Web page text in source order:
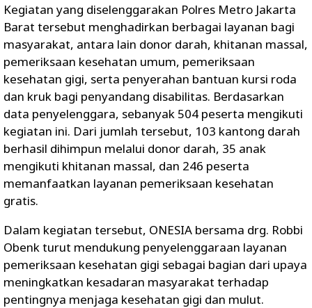
Kegiatan yang diselenggarakan Polres Metro Jakarta
Barat tersebut menghadirkan berbagai layanan bagi
masyarakat, antara lain donor darah, khitanan massal,
pemeriksaan kesehatan umum, pemeriksaan
kesehatan gigi, serta penyerahan bantuan kursi roda
dan kruk bagi penyandang disabilitas. Berdasarkan
data penyelenggara, sebanyak 504 peserta mengikuti
kegiatan ini. Dari jumlah tersebut, 103 kantong darah
berhasil dihimpun melalui donor darah, 35 anak
mengikuti khitanan massal, dan 246 peserta
memanfaatkan layanan pemeriksaan kesehatan
gratis.
Dalam kegiatan tersebut, ONESIA bersama drg. Robbi
Obenk turut mendukung penyelenggaraan layanan
pemeriksaan kesehatan gigi sebagai bagian dari upaya
meningkatkan kesadaran masyarakat terhadap
pentingnya menjaga kesehatan gigi dan mulut.